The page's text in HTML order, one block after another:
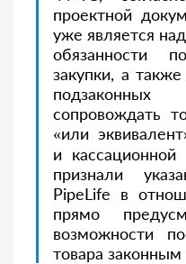
проектной
уже является
обязанности
закупки, а
подзаконных
сопровождать
«или
и
признали
PipeLife в
прямо
возможности
товара